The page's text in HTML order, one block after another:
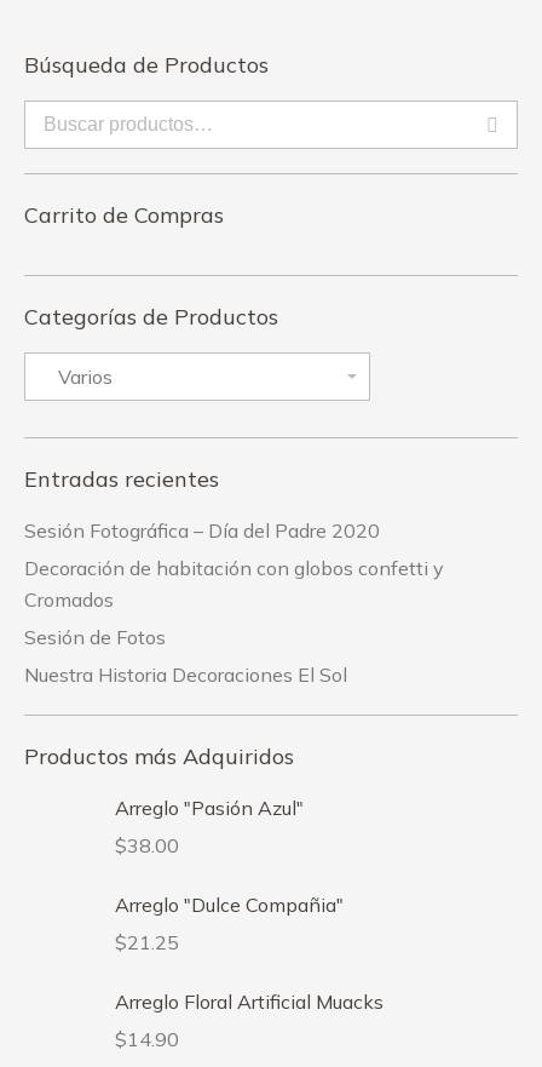
Búsqueda de Productos
Carrito de Compras
Categorías de Productos
Entradas recientes
Sesión Fotográfica – Día del Padre 2020
Decoración de habitación con globos confetti y
Cromados
Sesión de Fotos
Nuestra Historia Decoraciones El Sol
Productos más Adquiridos
Arreglo "Pasión Azul"
$38.00
Arreglo "Dulce Compañia"
$21.25
Arreglo Floral Artificial Muacks
$14.90